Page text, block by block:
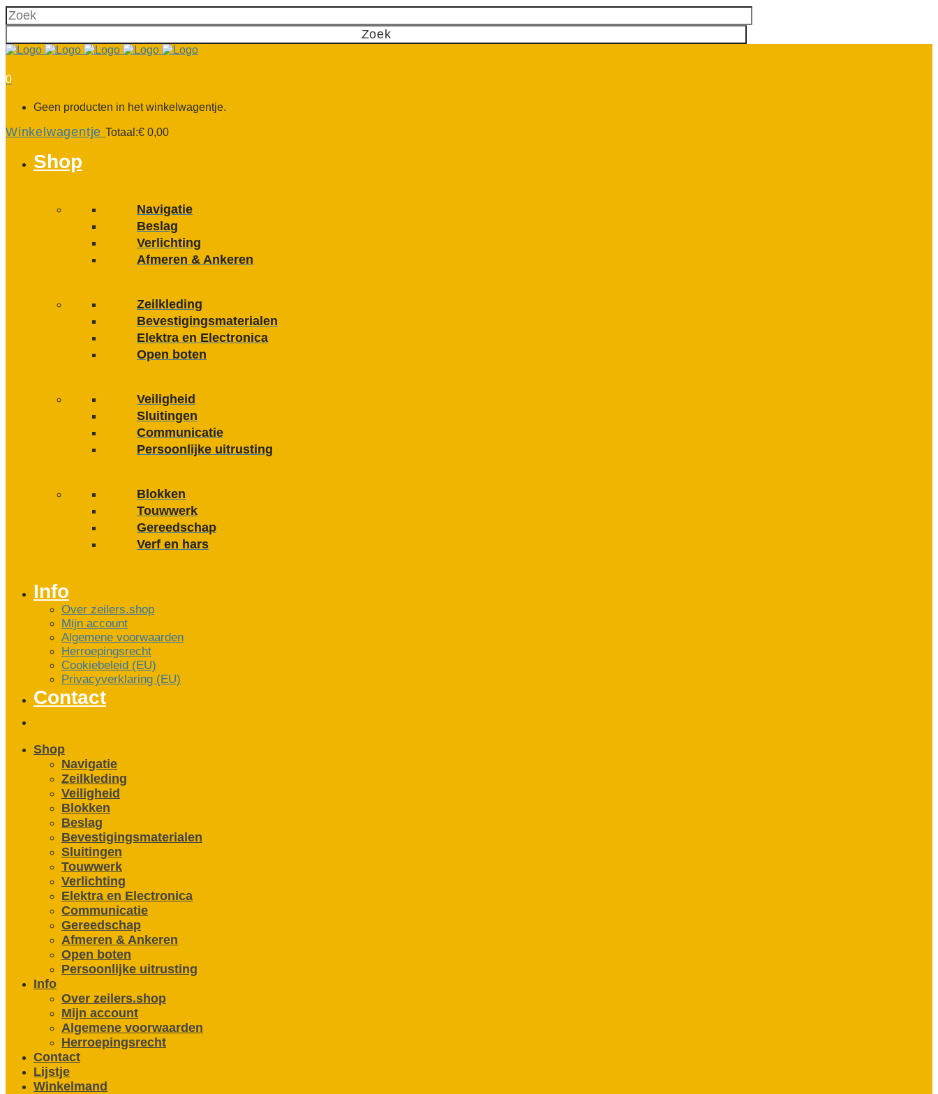
0
Geen producten in het winkelwagentje.
Winkelwagentje Totaal:€ 0,00
Shop
Navigatie
Beslag
Verlichting
Afmeren & Ankeren
Zeilkleding
Bevestigings­­materialen
Elektra en Electronica
Open boten
Veiligheid
Sluitingen
Communicatie
Persoonlijke uitrusting
Blokken
Touwwerk
Gereedschap
Verf en hars
Info
Over zeilers.shop
Mijn account
Algemene voorwaarden
Herroepingsrecht
Cookiebeleid (EU)
Privacyverklaring (EU)
Contact
Shop
Navigatie
Zeilkleding
Veiligheid
Blokken
Beslag
Bevestigings­­materialen
Sluitingen
Touwwerk
Verlichting
Elektra en Electronica
Communicatie
Gereedschap
Afmeren & Ankeren
Open boten
Persoonlijke uitrusting
Info
Over zeilers.shop
Mijn account
Algemene voorwaarden
Herroepingsrecht
Contact
Lijstje
Winkelmand